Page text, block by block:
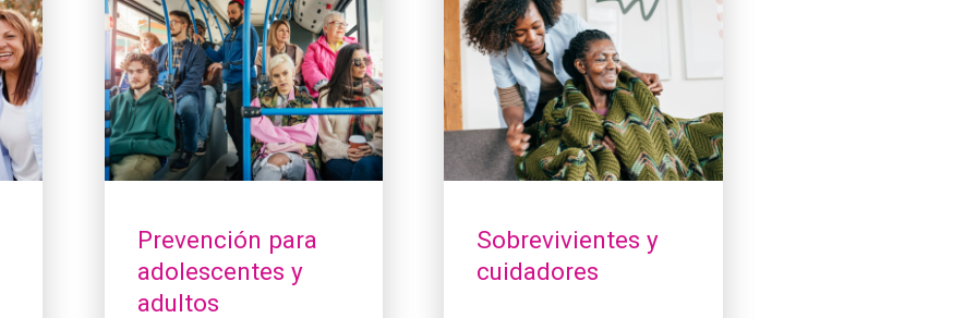
Prevención para
adolescentes y
adultos
Sobrevivientes y
cuidadores